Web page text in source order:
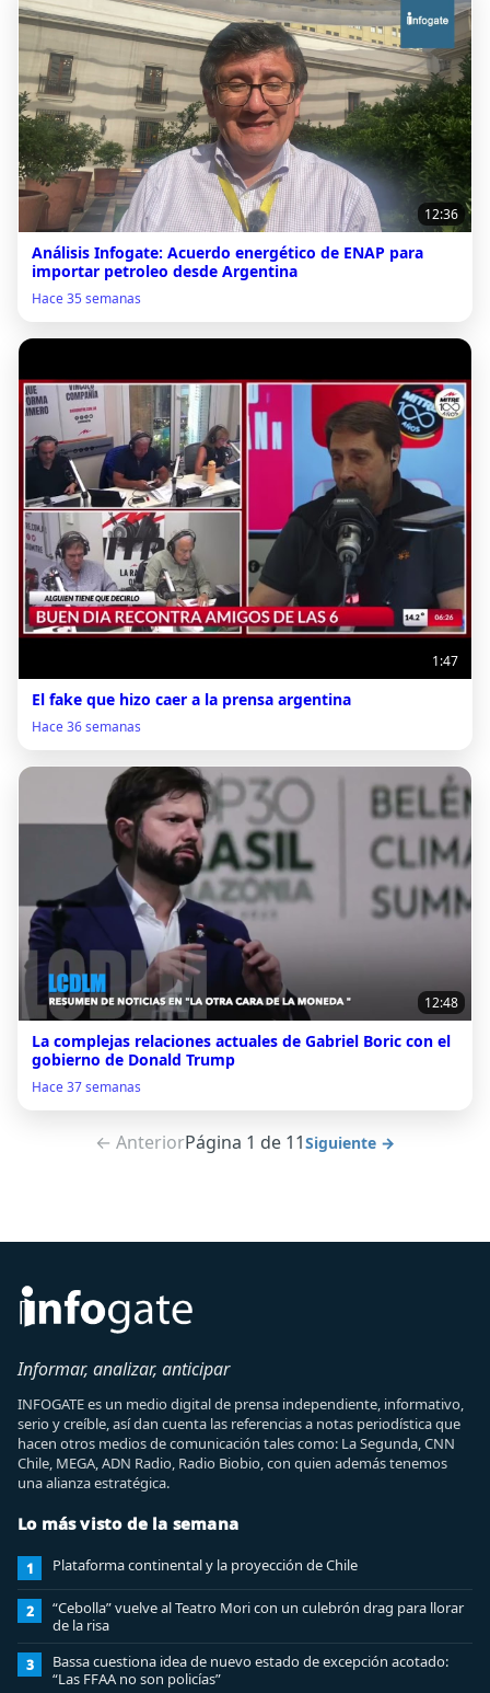
12:36
Análisis Infogate: Acuerdo energético de ENAP para
importar petroleo desde Argentina
Hace 35 semanas
1:47
El fake que hizo caer a la prensa argentina
Hace 36 semanas
12:48
La complejas relaciones actuales de Gabriel Boric con el
gobierno de Donald Trump
Hace 37 semanas
← AnteriorPágina 1 de 11Siguiente →
Informar, analizar, anticipar
INFOGATE es un medio digital de prensa independiente, informativo,
serio y creíble, así dan cuenta las referencias a notas periodística que
hacen otros medios de comunicación tales como: La Segunda, CNN
Chile, MEGA, ADN Radio, Radio Biobio, con quien además tenemos
una alianza estratégica.
Lo más visto de la semana
1 Plataforma continental y la proyección de Chile
2
“Cebolla” vuelve al Teatro Mori con un culebrón drag para llorar
de la risa
3
Bassa cuestiona idea de nuevo estado de excepción acotado:
“Las FFAA no son policías”